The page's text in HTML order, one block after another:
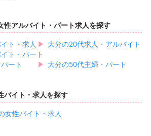
性アルバイト・パート求人を探す
ト・求人 ▶︎ 大分の20代求人・アルバイト
ト・パート
ート ▶︎ 大分の50代主婦・パート
バイト・求人を探す
女性バイト・求人